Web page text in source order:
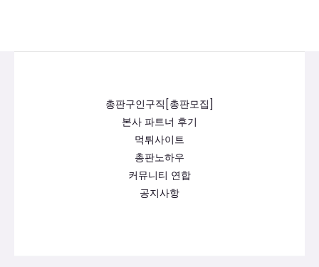
총판구인구직[총판모집]
본사 파트너 후기
먹튀사이트
총판노하우
커뮤니티 연합
공지사항